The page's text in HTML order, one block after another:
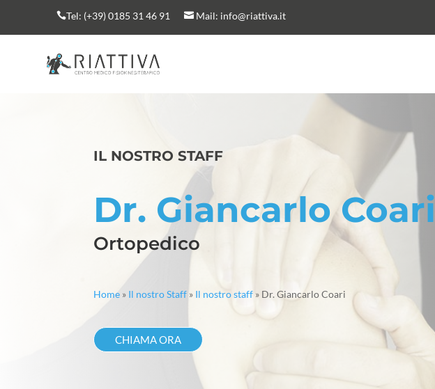
Tel: (+39) 0185 31 46 91  Mail: info@riattiva.it
IL NOSTRO STAFF
Dr. Giancarlo Coari
Ortopedico
Home » Il nostro Staff » Il nostro staff » Dr. Giancarlo Coari
CHIAMA ORA